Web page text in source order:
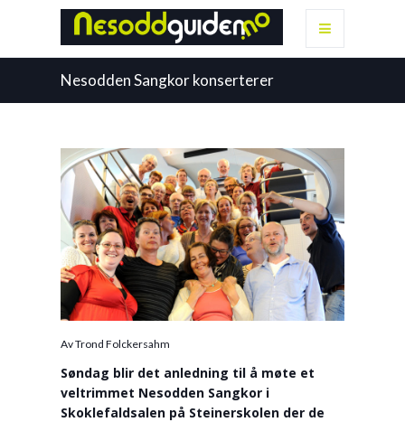
Nesodden Sangkor konserterer
Av Trond Folckersahm
Søndag blir det anledning til å møte et
veltrimmet Nesodden Sangkor i
Skoklefaldsalen på Steinerskolen der de